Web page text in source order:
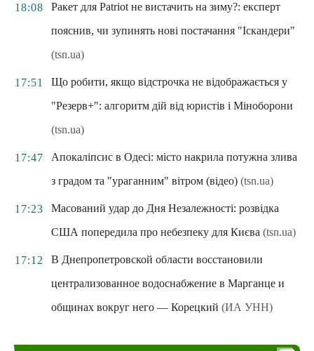
18:08
Ракет для Patriot не вистачить на зиму?: експерт
пояснив, чи зупинять нові постачання "Іскандери"
(tsn.ua)
17:51
Що робити, якщо відстрочка не відображається у
"Резерв+": алгоритм дій від юристів і Міноборони
(tsn.ua)
17:47
Апокаліпсис в Одесі: місто накрила потужна злива
з градом та "ураганним" вітром (відео) (tsn.ua)
17:23
Масований удар до Дня Незалежності: розвідка
США попередила про небезпеку для Києва (tsn.ua)
17:12
В Днепропетровской области восстановили
централизованное водоснабжение в Марганце и
общинах вокруг него — Корецкий (ИА УНН)